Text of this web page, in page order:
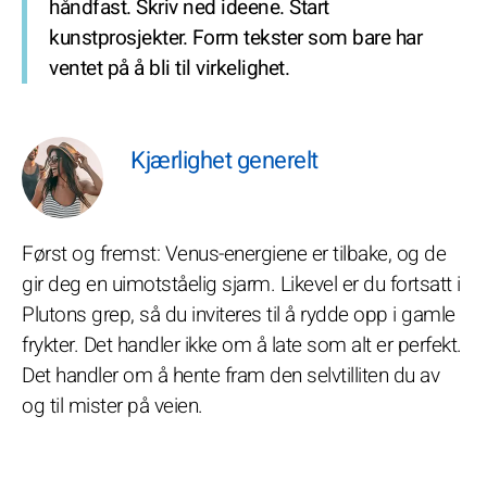
håndfast. Skriv ned ideene. Start
kunstprosjekter. Form tekster som bare har
ventet på å bli til virkelighet.
Kjærlighet generelt
Først og fremst: Venus-energiene er tilbake, og de
gir deg en uimotståelig sjarm. Likevel er du fortsatt i
Plutons grep, så du inviteres til å rydde opp i gamle
frykter. Det handler ikke om å late som alt er perfekt.
Det handler om å hente fram den selvtilliten du av
og til mister på veien.